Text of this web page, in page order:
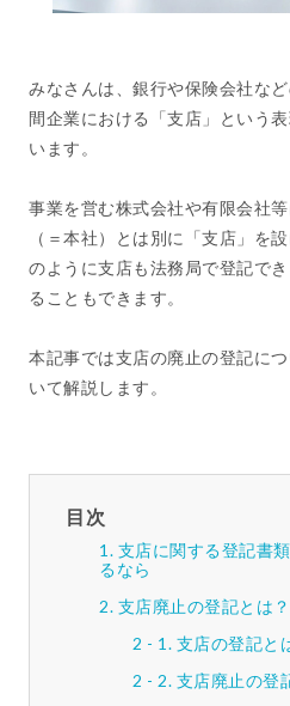
みなさんは、銀行や保険会社な
間企業における「支店」という
います。
事業を営む株式会社や有限会社
（＝本社）とは別に「支店」を
のように支店も法務局で登記で
ることもできます。
本記事では支店の廃止の登記に
いて解説します。
目次
支店に関する登記書
るなら
支店廃止の登記とは？
支店の登記と
支店廃止の登